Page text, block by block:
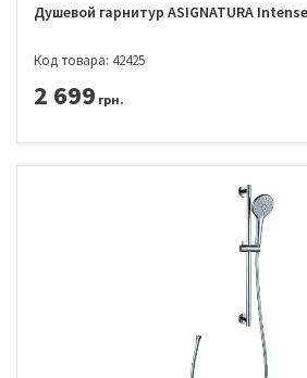
Душевой гарнитур ASIGNATURA
Код товара: 42425
2 699 грн.